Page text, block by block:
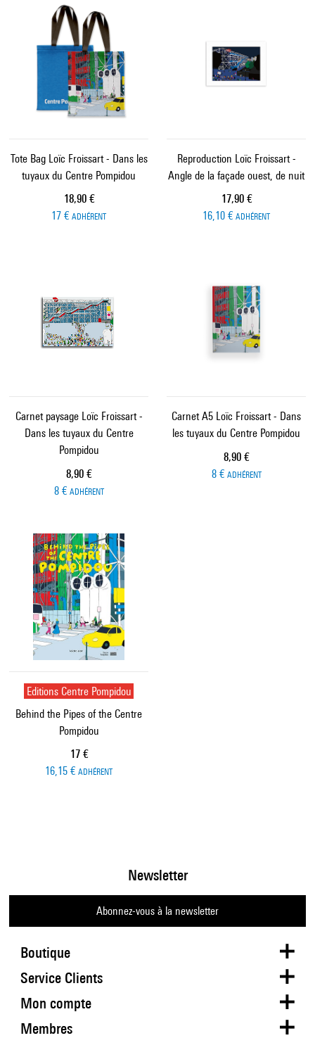
Tote Bag Loïc Froissart - Dans les
tuyaux du Centre Pompidou
Prix ​​actuel
18,90 €
17 € ADHÉRENT
Reproduction Loïc Froissart -
Angle de la façade ouest, de nuit
Prix ​​actuel
17,90 €
16,10 € ADHÉRENT
Carnet paysage Loïc Froissart -
Dans les tuyaux du Centre
Pompidou
Prix ​​actuel
8,90 €
8 € ADHÉRENT
Carnet A5 Loïc Froissart - Dans
les tuyaux du Centre Pompidou
Prix ​​actuel
8,90 €
8 € ADHÉRENT
Editions Centre Pompidou
Behind the Pipes of the Centre
Pompidou
Prix ​​actuel
17 €
16,15 € ADHÉRENT
Boutique
Newsletter
Abonnez-vous à la newsletter
Service Clients
Mon compte
Membres